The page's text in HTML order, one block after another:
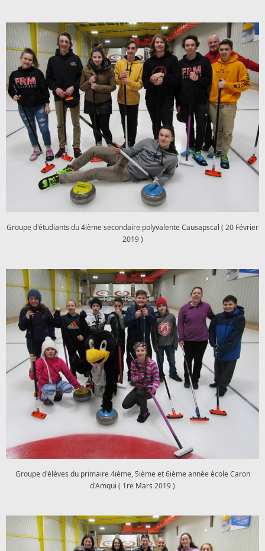
Groupe d'étudiants du 4ième secondaire polyvalente Causapscal ( 20 Février
2019 )
Groupe d'élèves du primaire 4ième, 5ième et 6ième année école Caron
d'Amqui ( 1re Mars 2019 )